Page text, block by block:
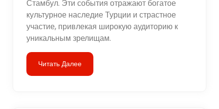
Стамбул. Эти события отражают богатое
культурное наследие Турции и страстное
участие, привлекая широкую аудиторию к
уникальным зрелищам.
Читать Далее